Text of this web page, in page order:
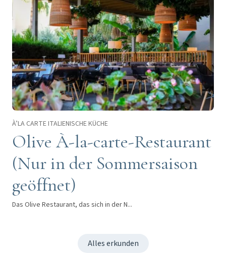
À’LA CARTE ITALIENISCHE KÜCHE
Olive À-la-carte-Restaurant
(Nur in der Sommersaison
geöffnet)
Das Olive Restaurant, das sich in der N...
Alles erkunden